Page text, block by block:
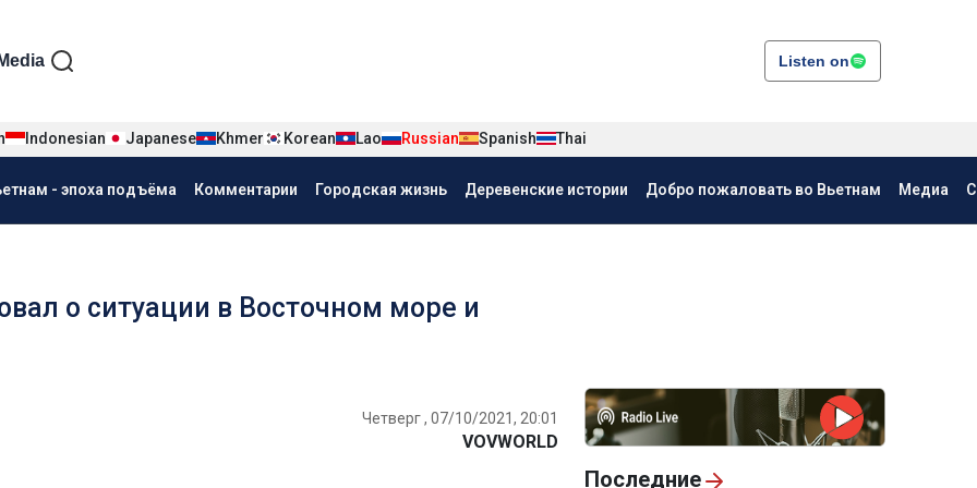
tiếng Nga
Media Listen on
Indonesian Japanese Khmer Korean Lao Russian Spanish Thai
- эпоха подъёма Комментарии Городская жизнь Деревенские истории Добро пожаловать во Вьетнам Медиа
о ситуации в Восточном море и
Четверг , 07/10/2021, 20:01
VOVWORLD
Последние